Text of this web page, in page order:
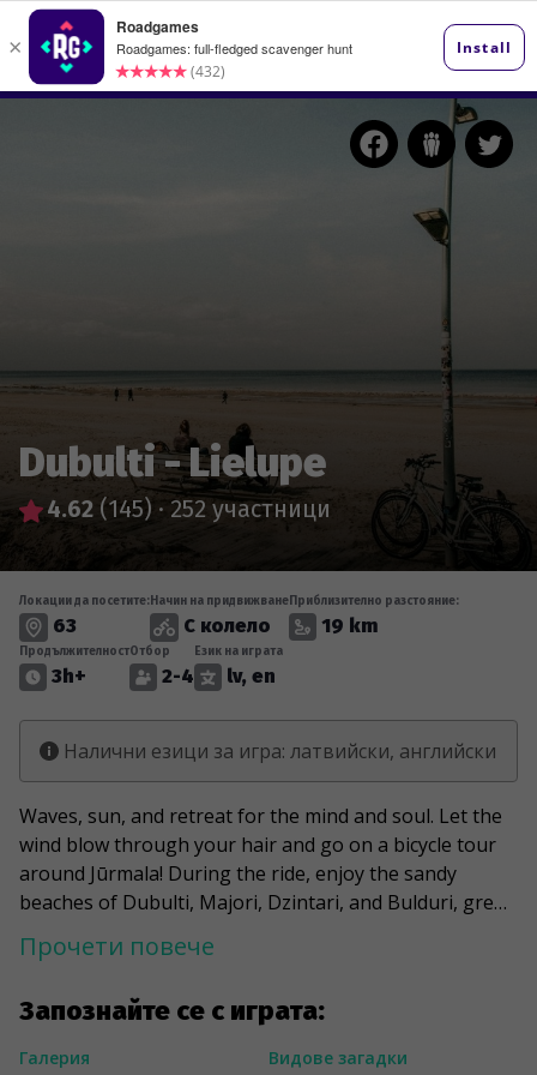
Dubulti - Lielupe
4.62 (145) · 252 участници
Запознайте се с играта:
Галерия
Видове загадки
Локации да посетите:
63
Начин на придвижване
С колело
Приблизително разстояние:
19 km
Продължителност
3h+
Отбор
2-4
Език на играта
lv, en
Налични езици за игра: латвийски, английски
Waves, sun, and retreat for the mind and soul. Let the
wind blow through your hair and go on a bicycle tour
around Jūrmala! During the ride, enjoy the sandy
beaches of Dubulti, Majori, Dzintari, and Bulduri, greet
stopping at the once burned, war-torn, and repeatedly
of Jūrmala's urban environment and cross its artery of
life - Jomas Street, which at the end of the 19th century
Прочети повече